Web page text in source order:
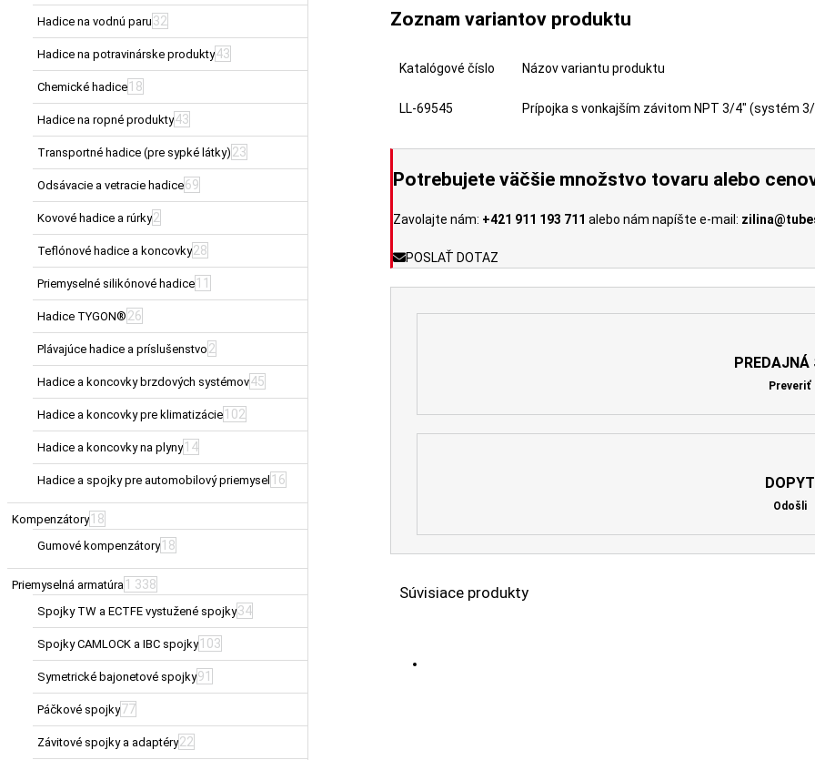
Zoznam variantov produktu
Katalógové číslo Názov variantu produktu
LL-69545 Prípojka s vonkajším závitom NPT 3/4" (systém
Potrebujete väčšie množstvo tovaru alebo
Zavolajte nám: +421 911 193 711 alebo nám napíšte e-mail:
POSLAŤ DOTAZ
PREDAJNÁ
Preveriť
DOPYT
Odošli
Súvisiace produkty
Hadice na vodnú paru 32
Hadice na potravinárske produkty43
Chemické hadice 18
Hadice na ropné produkty43
Transportné hadice (pre sypké látky) 23
Odsávacie a vetracie hadice69
Kovové hadice a rúrky2
Teflónové hadice a koncovky28
Priemyselné silikónové hadice 11
Hadice TYGON® 26
Plávajúce hadice a príslušenstvo 2
Hadice a koncovky brzdových systémov45
Hadice a koncovky pre klimatizácie 102
Hadice a koncovky na plyny 14
Hadice a spojky pre automobilový priemysel 16
Kompenzátory 18
Gumové kompenzátory 18
Priemyselná armatúra 1 338
Spojky TW a ECTFE vystužené spojky34
Spojky CAMLOCK a IBC spojky 103
Symetrické bajonetové spojky91
Páčkové spojky77
Závitové spojky a adaptéry22